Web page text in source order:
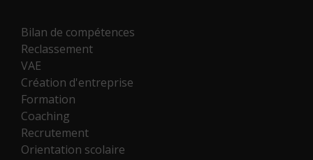
Bilan de compétences
Reclassement
VAE
Création d'entreprise
Formation
Coaching
Recrutement
Orientation scolaire